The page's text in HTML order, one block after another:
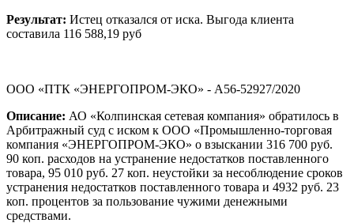
Результат: Истец отказался от иска. Выгода клиента
составила 116 588,19 руб
ООО «ПТК «ЭНЕРГОПРОМ-ЭКО» - А56-52927/2020
Описание: АО «Колпинская сетевая компания» обратилось в
Арбитражный суд с иском к ООО «Промышленно-торговая
компания «ЭНЕРГОПРОМ-ЭКО» о взыскании 316 700 руб.
90 коп. расходов на устранение недостатков поставленного
товара, 95 010 руб. 27 коп. неустойки за несоблюдение сроков
устранения недостатков поставленного товара и 4932 руб. 23
коп. процентов за пользование чужими денежными
средствами.